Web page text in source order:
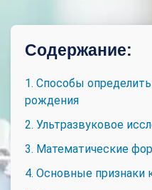
Содержание:
1. Способы
рождения
2. Ультразвуковое
3. Математические
4. Основные признаки